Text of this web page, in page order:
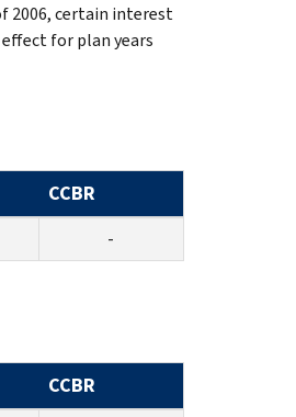
2006, certain interest
for plan years
CCBR
-
CCBR